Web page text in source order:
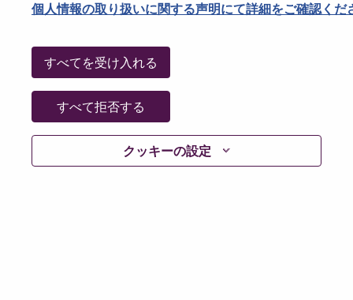
個人情報の取り扱いに関する声明にて詳細をご確認くだ
クッキーの設定
すべてを受け入れる
すべて拒否する
Go Back
Lenovo.com